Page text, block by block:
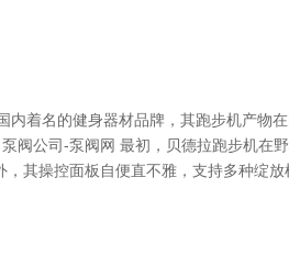
着名的健身器材品牌，其跑步机产物
阀公司-泵阀网 最初，贝德拉跑步机在
其操控面板自便直不雅，支持多种绽